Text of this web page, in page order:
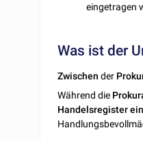
eingetragen
Was ist der
Zwischen der
Während die
Handelsregister